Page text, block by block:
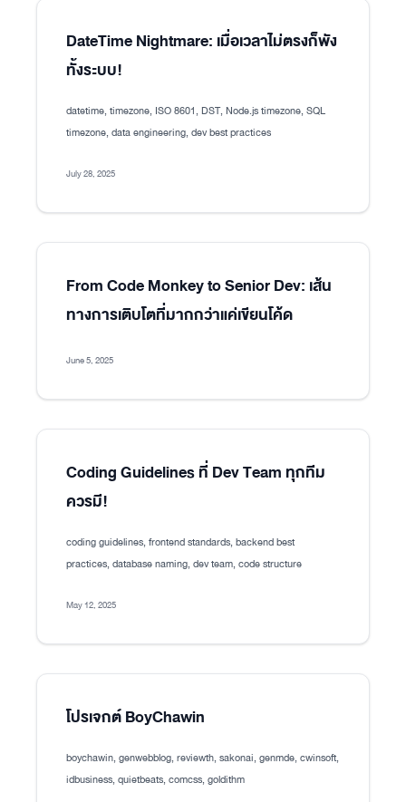
DateTime Nightmare: เมื่อเวลาไม่ตรงก็พัง
ทั้งระบบ!
datetime, timezone, ISO 8601, DST, Node.js timezone, SQL
timezone, data engineering, dev best practices
July 28, 2025
From Code Monkey to Senior Dev: เส้น
ทางการเติบโตที่มากกว่าแค่เขียนโค้ด
June 5, 2025
Coding Guidelines ที่ Dev Team ทุกทีม
ควรมี!
coding guidelines, frontend standards, backend best
practices, database naming, dev team, code structure
May 12, 2025
โปรเจกต์ BoyChawin
boychawin, genwebblog, reviewth, sakonai, genmde, cwinsoft,
idbusiness, quietbeats, comcss, goldithm